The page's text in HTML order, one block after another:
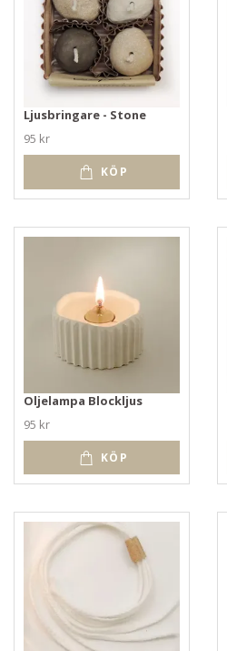
Ljusbringare - Stone
95 kr
KÖP
Oljelampa Blockljus
95 kr
KÖP